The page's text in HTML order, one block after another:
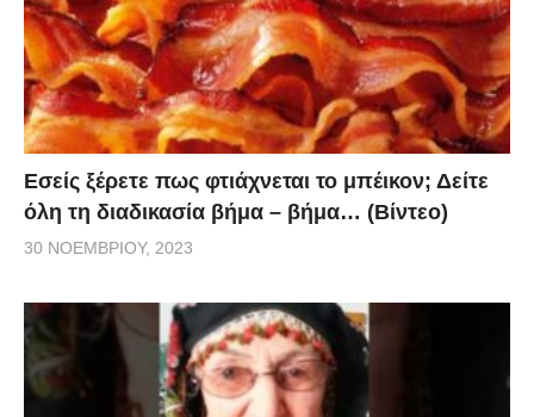
Εσείς ξέρετε πως φτιάχνεται το μπέικον; Δείτε
όλη τη διαδικασία βήμα – βήμα… (Βίντεο)
30 ΝΟΕΜΒΡΊΟΥ, 2023